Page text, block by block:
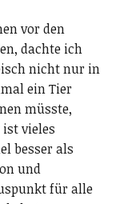
vor den
dachte ich
nicht nur in
ein Tier
müsste,
ist vieles
besser als
und
für alle